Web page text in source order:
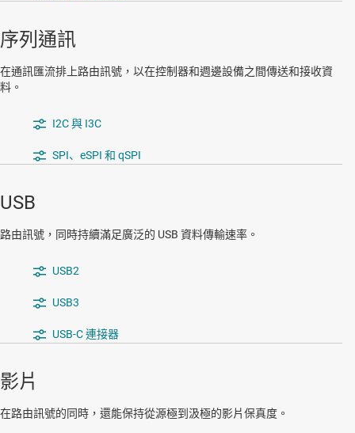
序列通訊
在通訊匯流排上路由訊號，以在控制器和週邊設備之間傳送和接收資
料。
I2C 與 I3C
SPI、eSPI 和 qSPI
USB
路由訊號，同時持續滿足廣泛的 USB 資料傳輸速率。
USB2
USB3
USB-C 連接器
影片
在路由訊號的同時，還能保持從源極到汲極的影片保真度。